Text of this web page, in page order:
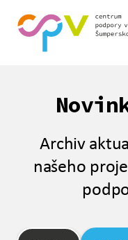
Archiv
našeho